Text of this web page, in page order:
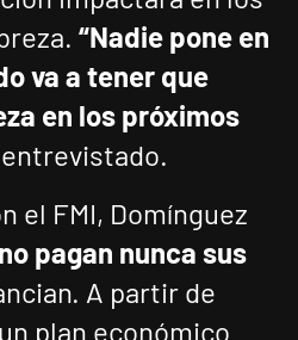
“Nadie pone en
va a tener que
en los próximos
el FMI, Domínguez
pagan nunca sus
A partir de
plan económico